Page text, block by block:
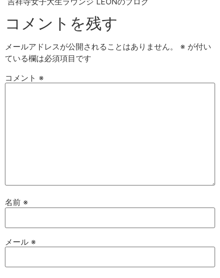
コメントを残す
メールアドレスが公開されることはありません。 ※ が付い
ている欄は必須項目です
コメント ※
名前 ※
メール ※